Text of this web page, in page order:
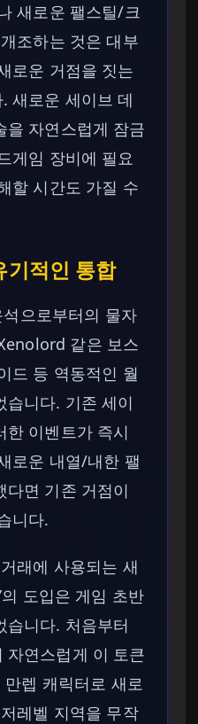
새로운 팰스틸/크
조하는 것은 대부
로운 거점을 짓는
새로운 세이브 데
을 자연스럽게 잠금
게임 장비에 필요
할 시간도 가질 수
기적인 통합
석으로부터의 물자
같은 보스
드 등 역동적인 월
습니다. 기존 세이
한 이벤트가 즉시
로운 내열/내한 팰
다면 기존 거점이
니다.
래에 사용되는 새
의 도입은 게임 초반
습니다. 처음부터
자연스럽게 이 토큰
렙 캐릭터로 새로
레벨 지역을 무작